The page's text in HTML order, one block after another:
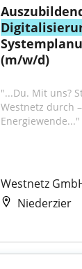
(m/w/d)
"...Du. Mit uns?
Westnetz durch
Energiewende..."
Westnetz
Niederzier